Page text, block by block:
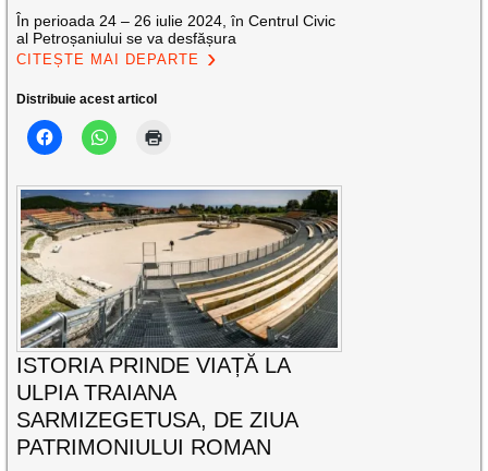
În perioada 24 – 26 iulie 2024, în Centrul Civic
al Petroșaniului se va desfășura
CITEȘTE MAI DEPARTE
Distribuie acest articol
ISTORIA PRINDE VIAȚĂ LA
ULPIA TRAIANA
SARMIZEGETUSA, DE ZIUA
PATRIMONIULUI ROMAN